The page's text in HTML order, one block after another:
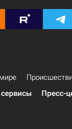
Пресс-